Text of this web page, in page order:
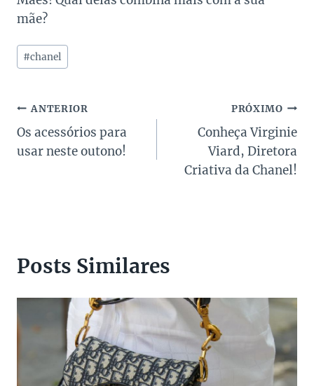
mãe?
Tags
do
#chanel
Navegação
de
ANTERIOR
Os acessórios para
usar neste outono!
PRÓXIMO
Conheça Virginie
Viard, Diretora
Criativa da Chanel!
Posts Similares